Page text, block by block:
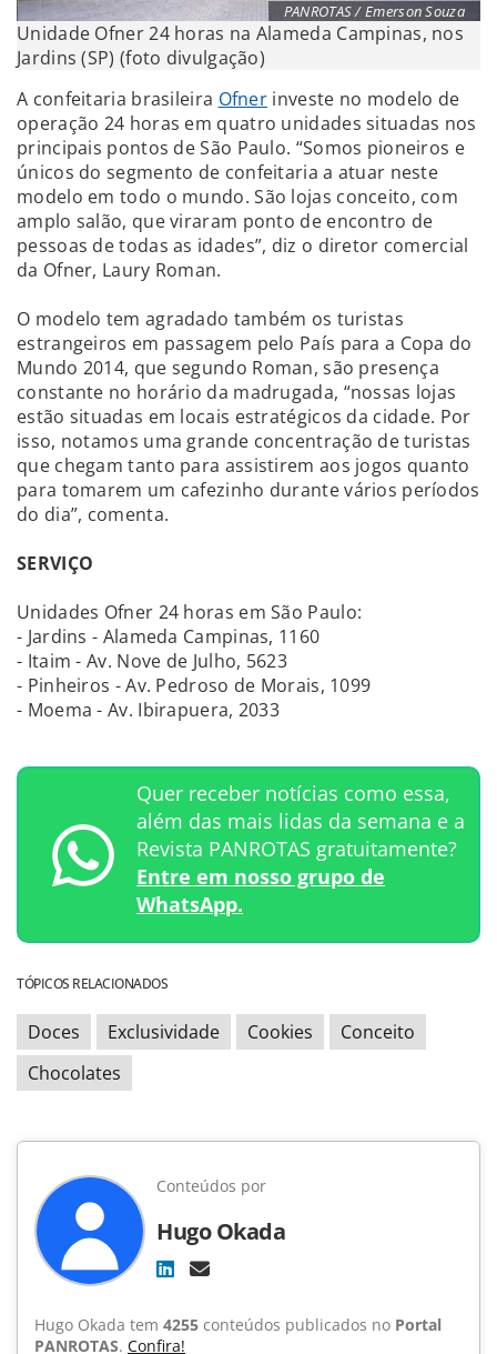
PANROTAS / Emerson Souza
Unidade Ofner 24 horas na Alameda Campinas, nos
Jardins (SP) (foto divulgação)
A confeitaria brasileira Ofner investe no modelo de
operação 24 horas em quatro unidades situadas nos
principais pontos de São Paulo. “Somos pioneiros e
únicos do segmento de confeitaria a atuar neste
modelo em todo o mundo. São lojas conceito, com
amplo salão, que viraram ponto de encontro de
pessoas de todas as idades”, diz o diretor comercial
da Ofner, Laury Roman.
O modelo tem agradado também os turistas
estrangeiros em passagem pelo País para a Copa do
Mundo 2014, que segundo Roman, são presença
constante no horário da madrugada, “nossas lojas
estão situadas em locais estratégicos da cidade. Por
isso, notamos uma grande concentração de turistas
que chegam tanto para assistirem aos jogos quanto
para tomarem um cafezinho durante vários períodos
do dia”, comenta.
SERVIÇO
Unidades Ofner 24 horas em São Paulo:
- Jardins - Alameda Campinas, 1160
- Itaim - Av. Nove de Julho, 5623
- Pinheiros - Av. Pedroso de Morais, 1099
- Moema - Av. Ibirapuera, 2033
Quer receber notícias como essa,
além das mais lidas da semana e a
Revista PANROTAS gratuitamente?
Entre em nosso grupo de
WhatsApp.
TÓPICOS RELACIONADOS
Doces Exclusividade Cookies
Conceito
Chocolates
Conteúdos por
Hugo Okada
Hugo Okada tem 4255 conteúdos publicados no Portal
PANROTAS. Confira!